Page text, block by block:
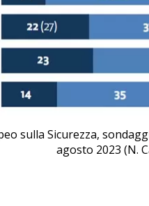
sulla Sicurezza,
agosto 2023 (N.